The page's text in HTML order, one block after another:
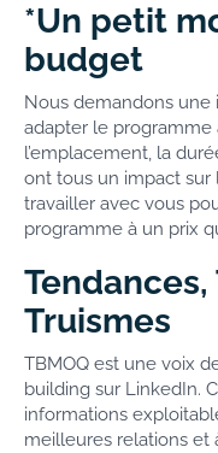
*Un petit
budget
Nous demandons une
adapter le programme
l’emplacement, la
ont tous un impact
travailler avec vous
programme à un prix
Truismes
TBMOQ est une voix
building sur LinkedIn.
informations
meilleures relations et